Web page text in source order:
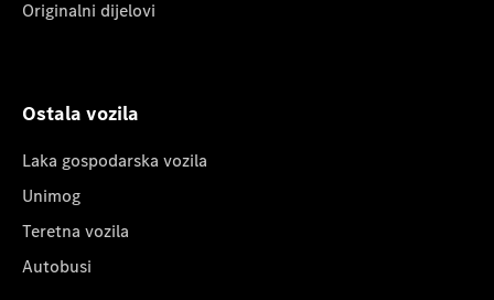
Originalni dijelovi
Ostala vozila
Laka gospodarska vozila
Unimog
Teretna vozila
Autobusi